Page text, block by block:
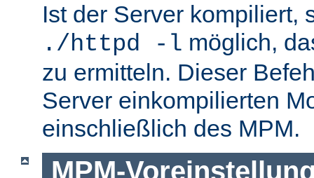
Ist der Server kompiliert,
./httpd -l möglich,
zu ermitteln. Dieser
Server einkompilierten
einschließlich des MPM.
MPM-